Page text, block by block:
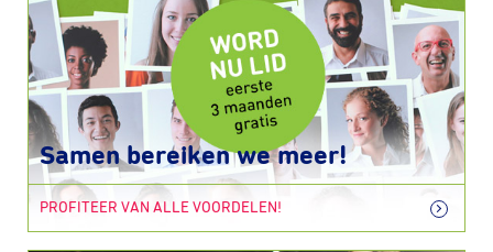
Samen bereiken we meer!
PROFITEER VAN ALLE VOORDELEN!